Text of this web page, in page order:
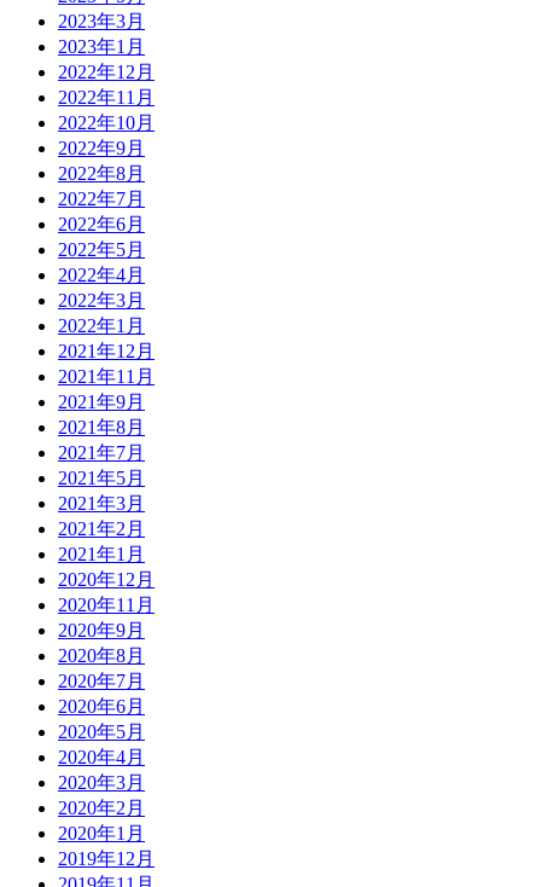
2023年3月
2023年1月
2022年12月
2022年11月
2022年10月
2022年9月
2022年8月
2022年7月
2022年6月
2022年5月
2022年4月
2022年3月
2022年1月
2021年12月
2021年11月
2021年9月
2021年8月
2021年7月
2021年5月
2021年3月
2021年2月
2021年1月
2020年12月
2020年11月
2020年9月
2020年8月
2020年7月
2020年6月
2020年5月
2020年4月
2020年3月
2020年2月
2020年1月
2019年12月